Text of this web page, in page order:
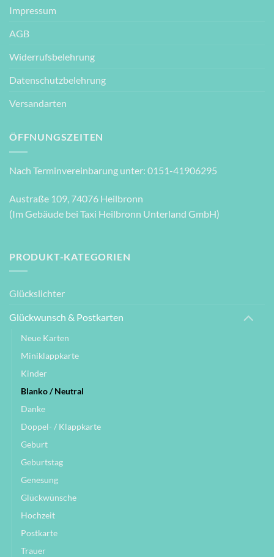
Impressum
AGB
Widerrufsbelehrung
Datenschutzbelehrung
Versandarten
ÖFFNUNGSZEITEN
Nach Terminvereinbarung unter: 0151-41906295
Austraße 109, 74076 Heilbronn
(Im Gebäude bei Taxi Heilbronn Unterland GmbH)
PRODUKT-KATEGORIEN
Glückslichter
Glückwunsch & Postkarten
Neue Karten
Miniklappkarte
Kinder
Blanko / Neutral
Danke
Doppel- / Klappkarte
Geburt
Geburtstag
Genesung
Glückwünsche
Hochzeit
Postkarte
Trauer